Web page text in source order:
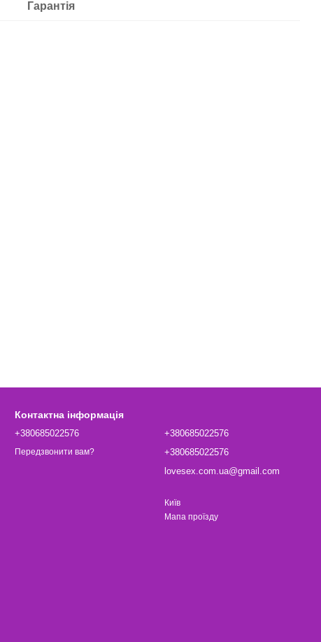
Гарантія
Контактна інформація
+380685022576
Передзвонити вам?
+380685022576
+380685022576
lovesex.com.ua@gmail.com
Київ
Мапа проїзду